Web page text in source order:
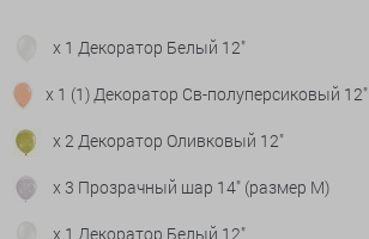
x 1 Декоратор Белый 12"
x 1 (1) Декоратор Св-полуперсиковый 12"
x 2 Декоратор Оливковый 12"
x 3 Прозрачный шар 14" (размер М)
x 1 Декоратор Белый 12"